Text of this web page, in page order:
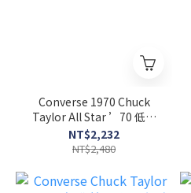
Converse 1970 Chuck
Taylor All Star ’70 低筒
黑色 新製款 162058C
NT$2,232
NT$2,480